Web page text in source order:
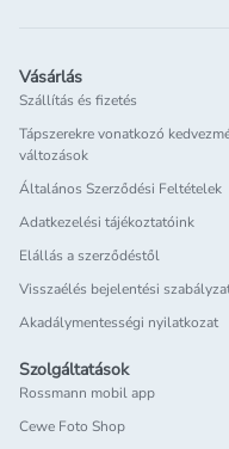
Vásárlás
Szállítás és fizetés
Tápszerekre vonatkozó
változások
Általános Szerződési Feltételek
Adatkezelési tájékoztatóink
Elállás a szerződéstől
Visszaélés bejelentési
Akadálymentességi nyilatkozat
Szolgáltatások
Rossmann mobil app
Cewe Foto Shop